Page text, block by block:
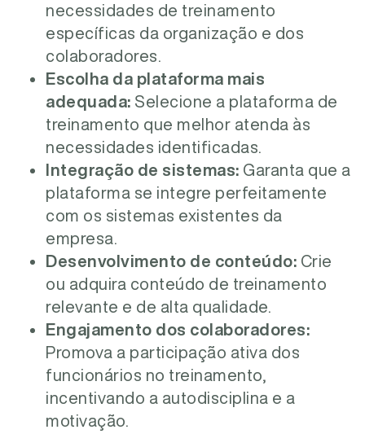
necessidades de treinamento
específicas da organização e dos
colaboradores.
Escolha da plataforma mais
adequada: Selecione a plataforma de
treinamento que melhor atenda às
necessidades identificadas.
Integração de sistemas: Garanta que a
plataforma se integre perfeitamente
com os sistemas existentes da
empresa.
Desenvolvimento de conteúdo: Crie
ou adquira conteúdo de treinamento
relevante e de alta qualidade.
Engajamento dos colaboradores:
Promova a participação ativa dos
funcionários no treinamento,
incentivando a autodisciplina e a
motivação.